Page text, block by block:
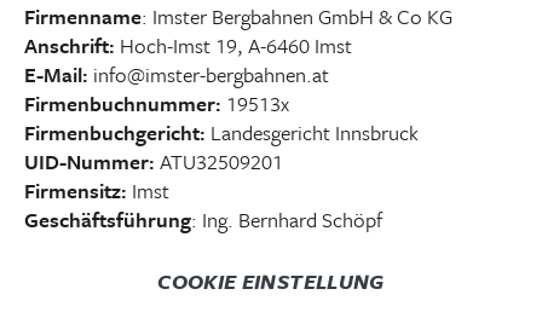
Firmenname: Imster Bergbahnen GmbH & Co KG
Anschrift: Hoch-Imst 19, A-6460 Imst
E-Mail: info@imster-bergbahnen.at
Firmenbuchnummer: 19513x
Firmenbuchgericht: Landesgericht Innsbruck
UID-Nummer: ATU32509201
Firmensitz: Imst
Geschäftsführung: Ing. Bernhard Schöpf
COOKIE EINSTELLUNG